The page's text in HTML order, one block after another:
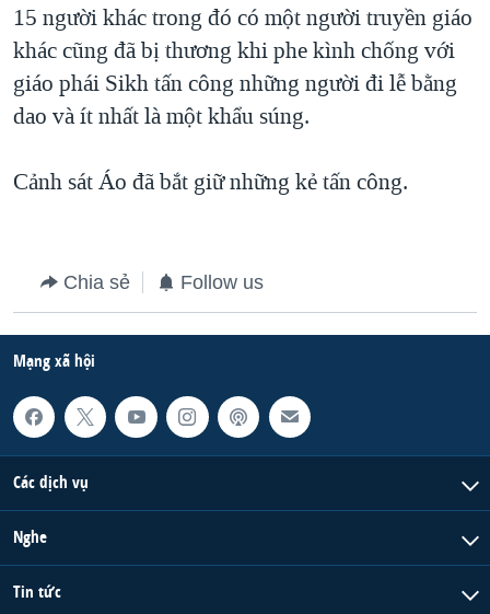
15 người khác trong đó có một người truyền giáo
khác cũng đã bị thương khi phe kình chống với
giáo phái Sikh tấn công những người đi lễ bằng
dao và ít nhất là một khẩu súng.
Cảnh sát Áo đã bắt giữ những kẻ tấn công.
Chia sẻ Follow us
Mạng xã hội
Các dịch vụ
Nghe
Tin tức